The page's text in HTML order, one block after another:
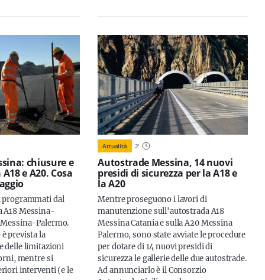
chiusure e
e A20. Cosa
dal
A18 Messina-
Palermo.
prevista la
delle limitazioni
mentre si
interventi (e le
Attualità 2'
Autostrade Messina, 14 nuovi
presidi di sicurezza per la A18 e
la A20
Mentre proseguono i lavori di
manutenzione sull'autostrada A18
Messina Catania e sulla A20 Messina
Palermo, sono state avviate le procedure
per dotare di 14 nuovi presidi di
sicurezza le gallerie delle due autostrade.
Ad annunciarlo è il Consorzio